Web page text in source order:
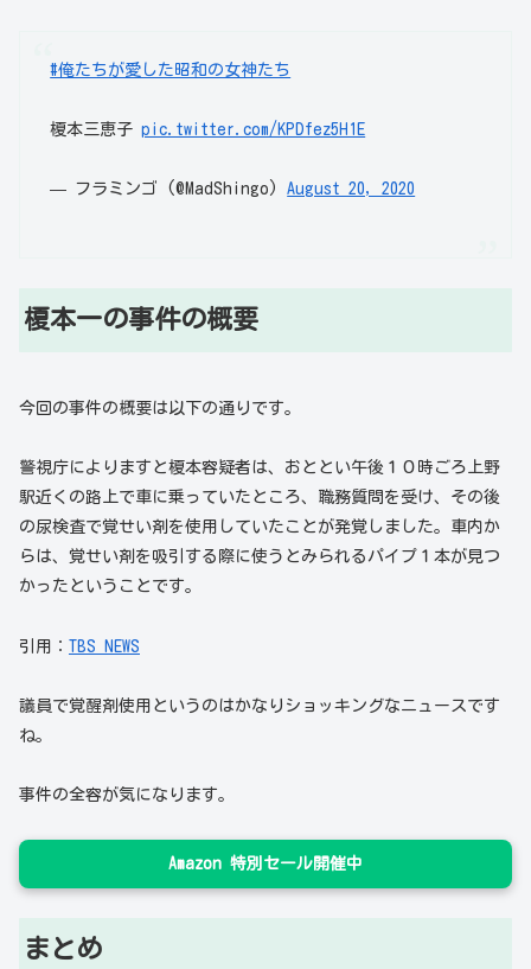
#俺たちが愛した昭和の女神たち
榎本三恵子pic.twitter.com/KPDfez5H1E
— フラミンゴ (@MadShingo)August 20, 2020
榎本一の事件の概要
今回の事件の概要は以下の通りです。
警視庁によりますと榎本容疑者は、おととい午後１０時ごろ上野
駅近くの路上で車に乗っていたところ、職務質問を受け、その後
の尿検査で覚せい剤を使用していたことが発覚しました。車内か
らは、覚せい剤を吸引する際に使うとみられるパイプ１本が見つ
かったということです。
引用： TBS NEWS
議員で覚醒剤使用というのはかなりショッキングなニュースです
ね。
事件の全容が気になります。
Amazon 特別セール開催中
まとめ